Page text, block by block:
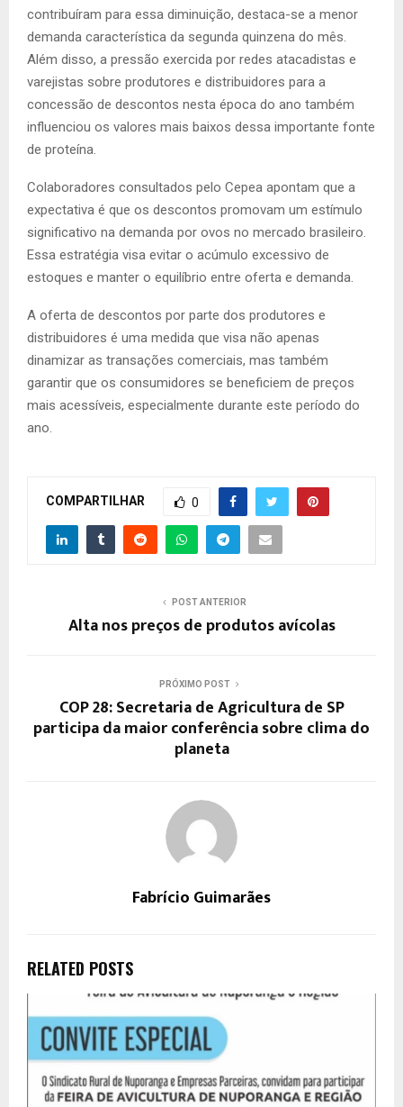
contribuíram para essa diminuição, destaca-se a menor
demanda característica da segunda quinzena do mês.
Além disso, a pressão exercida por redes atacadistas e
varejistas sobre produtores e distribuidores para a
concessão de descontos nesta época do ano também
influenciou os valores mais baixos dessa importante fonte
de proteína.
Colaboradores consultados pelo Cepea apontam que a
expectativa é que os descontos promovam um estímulo
significativo na demanda por ovos no mercado brasileiro.
Essa estratégia visa evitar o acúmulo excessivo de
estoques e manter o equilíbrio entre oferta e demanda.
A oferta de descontos por parte dos produtores e
distribuidores é uma medida que visa não apenas
dinamizar as transações comerciais, mas também
garantir que os consumidores se beneficiem de preços
mais acessíveis, especialmente durante este período do
ano.
COMPARTILHAR 0
POST ANTERIOR
Alta nos preços de produtos avícolas
PRÓXIMO POST
COP 28: Secretaria de Agricultura de SP
participa da maior conferência sobre clima do
planeta
Fabrício Guimarães
RELATED POSTS